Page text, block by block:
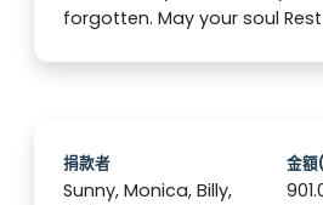
forgotten. May your soul Rest
捐款者
Sunny, Monica, Billy,
金